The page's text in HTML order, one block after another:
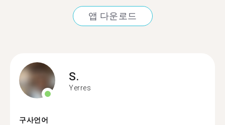
앱 다운로드
S.
Yerres
구사언어